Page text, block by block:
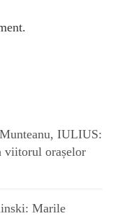
IULIUS:
viitorul orașelor
Marile